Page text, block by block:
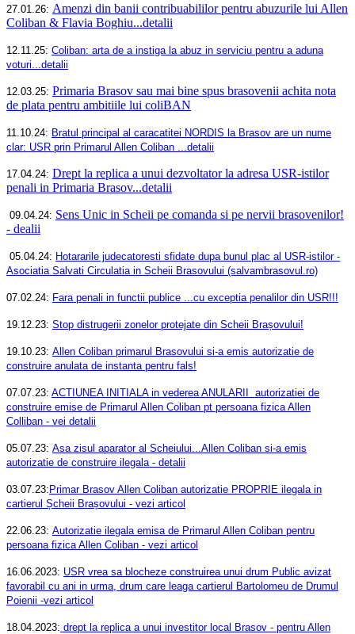
27.01.26: Amenzi din banii contribuabililor pentru abuzurile lui Allen
Coliban & Flavia Boghiu...detalii
12.11.25: Coliban: arta de a instiga la abuz in serviciu pentru a aduna
voturi...detalii
12.03.25: Primaria Brasov sau mai bine spus brasovenii achita nota
de plata pentru ambitiile lui coliBAN
11.10. 24: Bratul principal al caracatitei NORDIS la Brasov are un nume
clar: USR prin Primarul Allen Coliban ...detalii
17.04.24: Drept la replica a unui dezvoltator la adresa USR-istilor
penali in Primaria Brasov...detalii
09.04.24: Sens Unic in Scheii pe comanda si pe nervii brasovenilor!
- dealii
05.04.24: Hotararile judecatoresti sfidate dupa bunul plac al USR-istilor -
Asociatia Salvati Circulatia in Scheii Brasovului (salvambrasovul.ro)
07.02.24: Fara penali in functii publice ...cu exceptia penalilor din USR!!!
19.12.23: Stop distrugerii zonelor protejate din Scheii Brașovului!
19.10.23: Allen Coliban primarul Brasovului si-a emis autorizatie de
construire anulata de instanta pentru fals!
07.07.23: ACTIUNEA INITIALA in vederea ANULARII autorizatiei de
construire emise de Primarul Allen Coliban pt persoana fizica Allen
Colliban - vei detalii
05.07.23: Asa zisul aparator al Scheiului...Allen Coliban si-a emis
autorizatie de construire ilegala - detalii
03.07.23:Primar Brasov Allen Coliban autorizatie PROPRIE ilegala in
cartierul Șcheii Brașovului - vezi articol
22.06.23: Autorizatie ilegala emisa de Primarul Allen Coliban pentru
persoana fizica Allen Coliban - vezi articol
16.06.2023: USR vrea sa blocheze construirea unui drum Public avizat
favorabil cu ani in urma, drum care leaga cartierul Bartolomeu de Drumul
Poienii -vezi articol
18.04.2023: drept la replica a unui investitor local Brasov - pentru Allen